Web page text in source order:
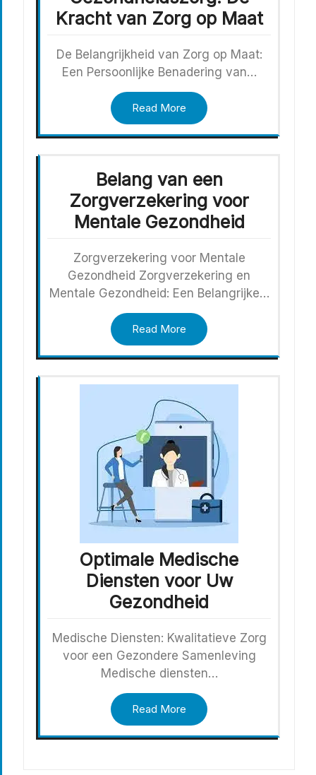
Kracht van Zorg op Maat
De Belangrijkheid van Zorg op Maat:
Een Persoonlijke Benadering van…
Read More
Belang van een
Zorgverzekering voor
Mentale Gezondheid
Zorgverzekering voor Mentale
Gezondheid Zorgverzekering en
Mentale Gezondheid: Een Belangrijke…
Read More
Optimale Medische
Diensten voor Uw
Gezondheid
Medische Diensten: Kwalitatieve Zorg
voor een Gezondere Samenleving
Medische diensten…
Read More